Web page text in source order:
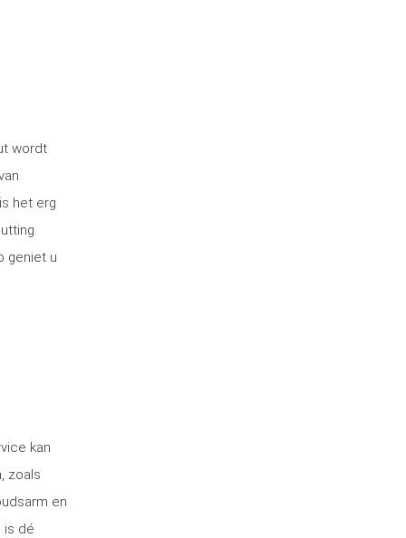
wordt
het erg
geniet u
kan
zoals
en
is dé